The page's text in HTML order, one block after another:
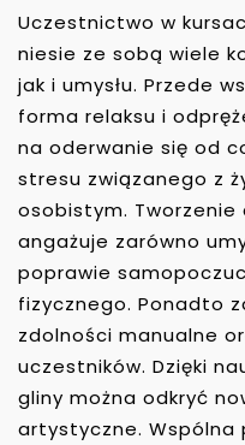
Uczestnictwo w
niesie ze sobą wiele
jak i umysłu. Przede
forma relaksu i
na oderwanie się od
stresu związanego z
osobistym. Tworzenie
angażuje zarówno
poprawie
fizycznego. Ponadto
zdolności manualne
uczestników. Dzięki
gliny można odkryć
artystyczne. Wspólna